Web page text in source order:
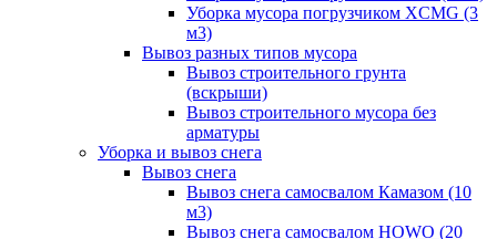
Уборка мусора погрузчиком XCMG (3
м3)
Вывоз разных типов мусора
Вывоз строительного грунта
(вскрыши)
Вывоз строительного мусора без
арматуры
Уборка и вывоз снега
Вывоз снега
Вывоз снега самосвалом Камазом (10
м3)
Вывоз снега самосвалом HOWO (20